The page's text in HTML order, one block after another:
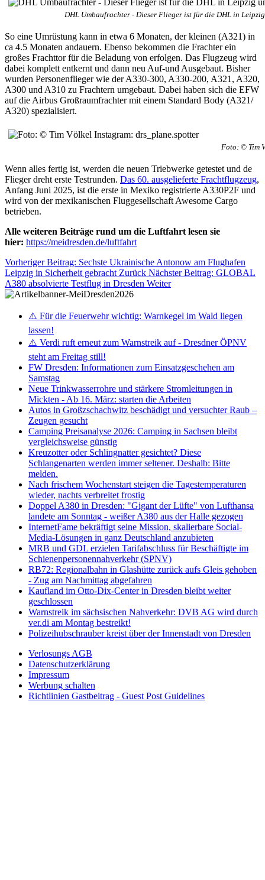
DHL Umbaufrachter - Dieser Flieger ist für die DHL in
So eine Umrüstung kann in etwa 6 Monaten, der kleinen (A321) in
ca 4.5 Monaten andauern. Ebenso bekommen die Frachter ein
großes Frachttor für die Beladung von erfolgen. Das Flugzeug wird
dabei komplett entkernt und dann neu Auf-und Ausgebaut. Bisher
wurden Personenflieger wie der A330-300, A330-200, A321, A320,
A300 und A310 zu Frachtern umgebaut. Dabei haben sich die EFW
auf die Airbus Großraumfrachter mit einem Standard Body (A321/
A320) spezialisiert.
Foto: © Tim
Wenn alles fertig ist, werden die neuen Triebwerke getestet und de
Flieger dreht erste Testrunden. Das 60. ausgelieferte Frachtflugzeug,
Anfang Juni 2025, ist die erste in Mexiko registrierte A330P2F und
wird von der mexikanischen Fluggesellschaft Awesome Cargo
betrieben.
Alle weiteren Beiträge rund um die Luftfahrt lesen sie
hier: https://meidresden.de/luftfahrt
Vorheriger Beitrag: Sechste Ukrainische Antonow am Flughafen
Leipzig in Sicherheit gebracht Zurück Nächster Beitrag: GLOBAL
A380 absolvierte Testflug in Dresden Weiter
⚠️ Für die Feuerwehr wichtig: Warnkegel im Wald liegen
lassen!
⚠️ Verdi ruft erneut zum Warnstreik auf - Dresdner ÖPNV
steht am Freitag still!
FW Dresden: Informationen zum Einsatzgeschehen am
Samstag
Neue Trinkwasserrohre und stärkere Stromleitungen in
Mickten - Ab 16. März: starten die Arbeiten
Autos in Großzschachwitz beschädigt und versuchter Raub –
Zeugen gesucht
Camping Preisanalyse 2026: Camping in Sachsen bleibt
vergleichsweise günstig
Kreuzotter oder Schlingnatter gesichtet? Diese
Schlangenarten werden immer seltener. Deshalb: Bitte
melden.
Nach frischem Wochenstart steigen die Tagestemperaturen
wieder, nachts verbreitet frostig
Doppel A380 in Dresden: "Gigant der Lüfte" von Lufthansa
landete am Sonntag - weißer A380 aus der Halle gezogen
InternetFame bekräftigt seine Mission, skalierbare Social-
Media-Lösungen in ganz Deutschland anzubieten
MRB und GDL erzielen Tarifabschluss für Beschäftigte im
Schienenpersonennahverkehr (SPNV)
RB72: Regionalbahn in Glashütte zurück aufs Gleis gehoben
- Zug am Nachmittag abgefahren
Kaufland im Otto-Dix-Center in Dresden bleibt weiter
geschlossen
Warnstreik im sächsischen Nahverkehr: DVB AG wird durch
ver.di am Montag bestreikt!
Polizeihubschrauber kreist über der Innenstadt von Dresden
Verlosungs AGB
Datenschutzerklärung
Impressum
Werbung schalten
Richtlinien Gastbeitrag - Guest Post Guidelines